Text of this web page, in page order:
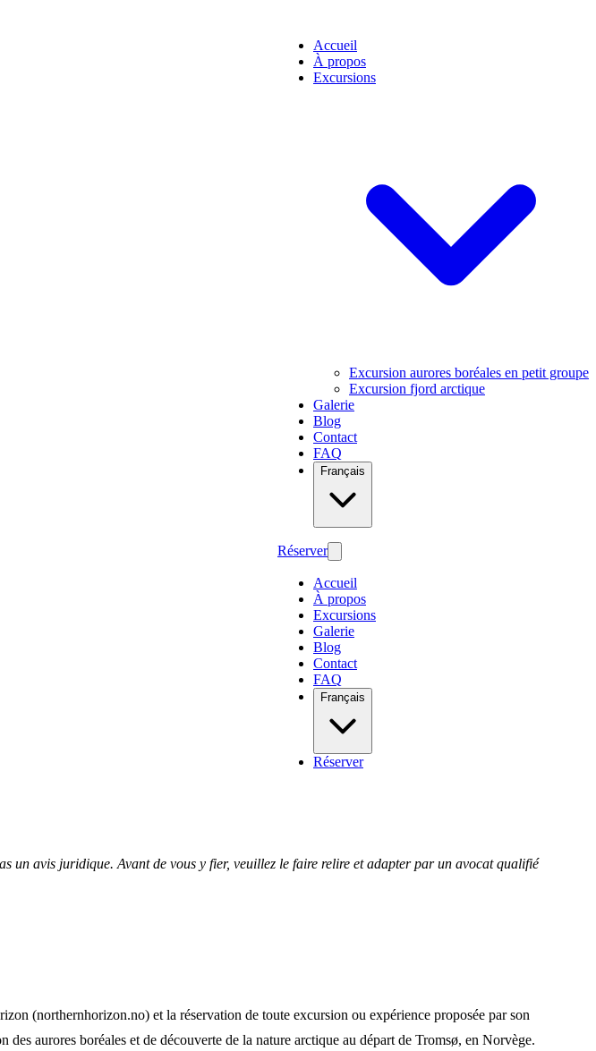
Accueil
À propos
Excursions
Excursion aurores boréales en petit groupe
Excursion fjord arctique
Galerie
Blog
Contact
FAQ
Français
Réserver
Accueil
À propos
Excursions
Galerie
Blog
Contact
FAQ
Français
Réserver
un avis juridique. Avant de vous y fier, veuillez le faire relire et adapter par un avocat qualifié
(northernhorizon.no) et la réservation de toute excursion ou expérience proposée par son
aurores boréales et de découverte de la nature arctique au départ de Tromsø, en Norvège.